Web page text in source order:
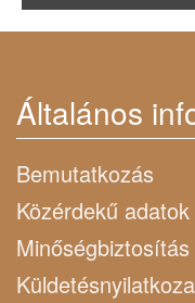
Általános
Bemutatkozás
Közérdekű
Minőségbiztosítás